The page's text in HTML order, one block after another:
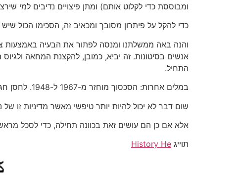
ומבוססת כדי לקלוט אותם) ומתן פיצויים נדיבים למי
כדי להקל על פיתרון מסובך ומכאיב זה, הסכימו הכול
והנה באה ממשלתנו ומנסה לפתור את הבעיה באמצעות
אנשים בסיטונות. זה יביא, כמובן, להקצנת המחאה
התחיל.
במלים אחרות: הסכסוך מוחזר מ-1967 ל-1948. לחסן חג'אזי, נכדו של פליט מיפו, זהו הישג עצום.
שום דבר לא יכול להיות יותר טיפשי מאשר מדיניות זו של
אלא אם כן הם עושים זאת בכוונה תחילה, כדי לסכל
תוייג History He